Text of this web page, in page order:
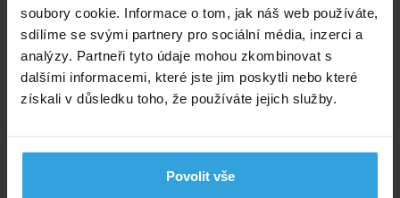
soubory cookie. Informace o tom, jak náš web používáte,
sdílíme se svými partnery pro sociální média, inzerci a
analýzy. Partneři tyto údaje mohou zkombinovat s
dalšími informacemi, které jste jim poskytli nebo které
získali v důsledku toho, že používáte jejich služby.
Povolit vše
Skladem > 50 ks
v pondělí u vás
39,- Kč
do košíku
Náhradní tablety do testeru na měření pH - Phenol